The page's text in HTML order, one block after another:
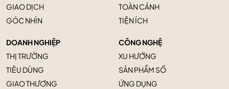
GIAO DỊCH
GÓC NHÌN
TOÀN CẢNH
TIỆN ÍCH
DOANH NGHIỆP
THỊ TRƯỜNG
TIÊU DÙNG
GIAO THƯƠNG
CÔNG NGHỆ
XU HƯỚNG
SẢN PHẨM SỐ
ỨNG DỤNG